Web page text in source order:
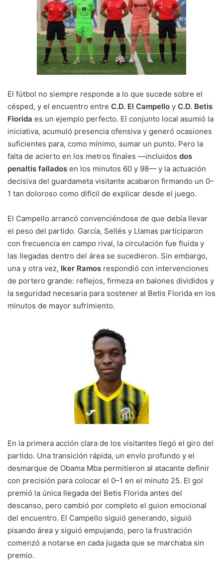
El fútbol no siempre responde a lo que sucede sobre el
césped, y el encuentro entre C.D. El Campello y C.D. Betis
Florida es un ejemplo perfecto. El conjunto local asumió la
iniciativa, acumuló presencia ofensiva y generó ocasiones
suficientes para, como mínimo, sumar un punto. Pero la
falta de acierto en los metros finales —incluidos dos
penaltis fallados en los minutos 60 y 98— y la actuación
decisiva del guardameta visitante acabaron firmando un 0–
1 tan doloroso como difícil de explicar desde el juego.
El Campello arrancó convenciéndose de que debía llevar
el peso del partido. García, Sellés y Llamas participaron
con frecuencia en campo rival, la circulación fue fluida y
las llegadas dentro del área se sucedieron. Sin embargo,
una y otra vez, Iker Ramos respondió con intervenciones
de portero grande: reflejos, firmeza en balones divididos y
la seguridad necesaria para sostener al Betis Florida en los
minutos de mayor sufrimiento.
En la primera acción clara de los visitantes llegó el giro del
partido. Una transición rápida, un envío profundo y el
desmarque de Obama Mba permitieron al atacante definir
con precisión para colocar el 0–1 en el minuto 25. El gol
premió la única llegada del Betis Florida antes del
descanso, pero cambió por completo el guion emocional
del encuentro. El Campello siguió generando, siguió
pisando área y siguió empujando, pero la frustración
comenzó a notarse en cada jugada que se marchaba sin
premio.